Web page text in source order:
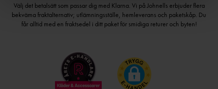
Välj det betalsätt som passar dig med Klarna. Vi på Johnells erbjuder flera
bekväma fraktalternativ; utlämningsställe, hemleverans och paketskåp. Du
får alltid med en fraktsedel i ditt paket för smidiga returer och byten!